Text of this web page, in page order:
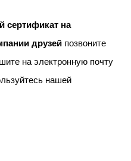
сертификат на
друзей позвоните
на электронную почту
нашей